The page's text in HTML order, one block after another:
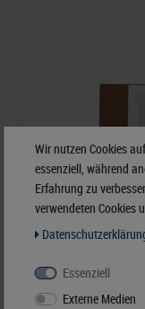
Wir nutzen Cookies
essenziell, während
Erfahrung zu
verwendeten Cookies
Essenziell
Externe Medien